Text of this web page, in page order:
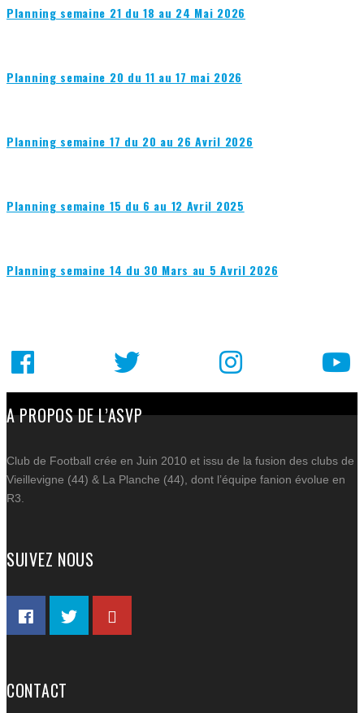
Planning semaine 21 du 18 au 24 Mai 2026
Planning semaine 20 du 11 au 17 mai 2026
Planning semaine 17 du 20 au 26 Avril 2026
Planning semaine 15 du 6 au 12 Avril 2025
Planning semaine 14 du 30 Mars au 5 Avril 2026
A PROPOS DE L’ASVP
Club de Football crée en Juin 2010 et issu de la fusion des clubs de
Vieillevigne (44) & La Planche (44), dont l’équipe fanion évolue en
R3.
SUIVEZ NOUS
CONTACT